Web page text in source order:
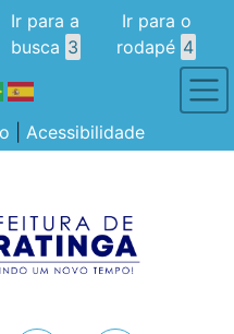
Ir para a
busca 3
Ir para o
rodapé 4
Acessibilidade